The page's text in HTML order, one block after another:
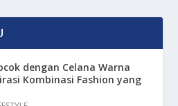
dengan Celana Warna
Kombinasi Fashion yang